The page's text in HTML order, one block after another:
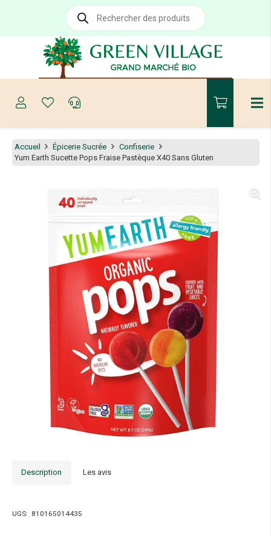
Recherche
produits
Accueil Épicerie Sucrée
Confiserie
Yum Earth Sucette Pops Fraise Pastèque X40 Sans Gluten
Description Les avis
UGS: 810165014435